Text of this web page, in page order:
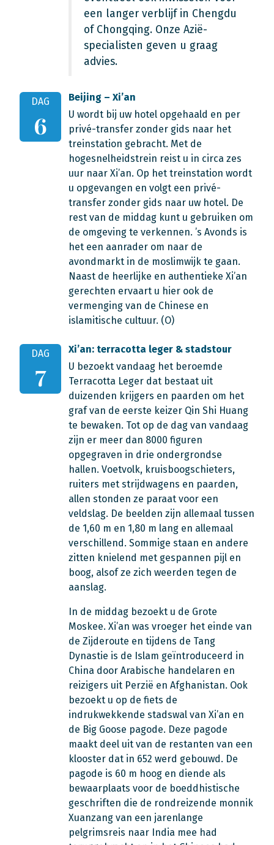
een langer verblijf in Chengdu
of Chongqing. Onze Azië-
specialisten geven u graag
advies.
DAG
6
Beijing – Xi’an
U wordt bij uw hotel opgehaald en per
privé-transfer zonder gids naar het
treinstation gebracht. Met de
hogesnelheidstrein reist u in circa zes
uur naar Xi’an. Op het treinstation wordt
u opgevangen en volgt een privé-
transfer zonder gids naar uw hotel. De
rest van de middag kunt u gebruiken om
de omgeving te verkennen. ’s Avonds is
het een aanrader om naar de
avondmarkt in de moslimwijk te gaan.
Naast de heerlijke en authentieke Xi’an
gerechten ervaart u hier ook de
vermenging van de Chinese en
islamitische cultuur. (O)
DAG
7
Xi’an: terracotta leger & stadstour
U bezoekt vandaag het beroemde
Terracotta Leger dat bestaat uit
duizenden krijgers en paarden om het
graf van de eerste keizer Qin Shi Huang
te bewaken. Tot op de dag van vandaag
zijn er meer dan 8000 figuren
opgegraven in drie ondergrondse
hallen. Voetvolk, kruisboogschieters,
ruiters met strijdwagens en paarden,
allen stonden ze paraat voor een
veldslag. De beelden zijn allemaal tussen
de 1,60 m en 1,80 m lang en allemaal
verschillend. Sommige staan en andere
zitten knielend met gespannen pijl en
boog, alsof ze zich weerden tegen de
aanslag.
In de middag bezoekt u de Grote
Moskee. Xi’an was vroeger het einde van
de Zijderoute en tijdens de Tang
Dynastie is de Islam geïntroduceerd in
China door Arabische handelaren en
reizigers uit Perzië en Afghanistan. Ook
bezoekt u op de fiets de
indrukwekkende stadswal van Xi’an en
de Big Goose pagode. Deze pagode
maakt deel uit van de restanten van een
klooster dat in 652 werd gebouwd. De
pagode is 60 m hoog en diende als
bewaarplaats voor de boeddhistische
geschriften die de rondreizende monnik
Xuanzang van een jarenlange
pelgrimsreis naar India mee had